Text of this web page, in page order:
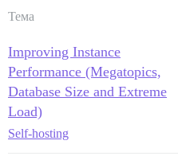
Тема
Improving Instance
Performance (Megatopics,
Database Size and Extreme
Load)
Self-hosting